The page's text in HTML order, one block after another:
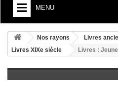
MENU
ARTS ET SOCIÉTÉ
LITTÉRATURE
Nos rayons
Livres
Livres XIXe siècle
Livres :